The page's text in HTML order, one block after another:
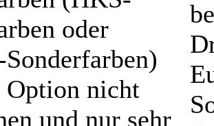
oder
Sonderfarben)
Option nicht
und nur sehr